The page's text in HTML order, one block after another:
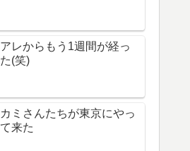
アレからもう1週間が経っ
た(笑)
カミさんたちが東京にやっ
て来た